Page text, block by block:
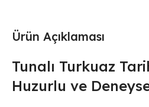
Ürün Açıklaması
Tunalı Turkuaz
Huzurlu ve